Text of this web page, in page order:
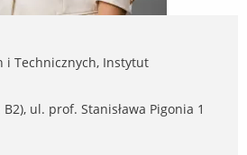
i Technicznych, Instytut
ul. prof. Stanisława Pigonia 1